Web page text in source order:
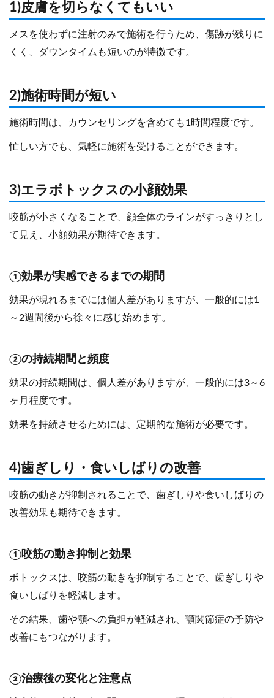
1)皮膚を切らなくてもいい
メスを使わずに注射のみで施術を行うため、傷跡が残りに
くく、ダウンタイムも短いのが特徴です。
2)施術時間が短い
施術時間は、カウンセリングを含めても1時間程度です。
忙しい方でも、気軽に施術を受けることができます。
3)エラボトックスの小顔効果
咬筋が小さくなることで、顔全体のラインがすっきりとし
て見え、小顔効果が期待できます。
①効果が実感できるまでの期間
効果が現れるまでには個人差がありますが、一般的には1
～2週間後から徐々に感じ始めます。
②の持続期間と頻度
効果の持続期間は、個人差がありますが、一般的には3～6
ヶ月程度です。
効果を持続させるためには、定期的な施術が必要です。
4)歯ぎしり・食いしばりの改善
咬筋の動きが抑制されることで、歯ぎしりや食いしばりの
改善効果も期待できます。
①咬筋の動き抑制と効果
ボトックスは、咬筋の動きを抑制することで、歯ぎしりや
食いしばりを軽減します。
その結果、歯や顎への負担が軽減され、顎関節症の予防や
改善にもつながります。
②治療後の変化と注意点